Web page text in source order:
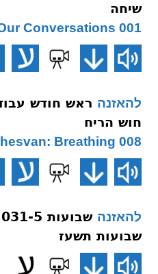
שיחה
001 Nissan | Our Conversations
להאזנה
חוש הריח
008 MarChesvan: Breathing
להאזנה
שבועות תשעז